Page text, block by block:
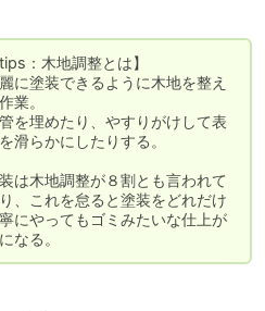
tips：木地調整とは】
に塗装できるように木地を整え
業。
を埋めたり、やすりがけして表
滑らかにしたりする。
は木地調整が８割とも言われて
、これを怠ると塗装をどれだけ
にやってもゴミみたいな仕上が